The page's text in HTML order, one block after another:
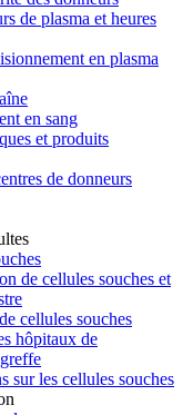
de plasma et heures
en plasma
en sang
et produits
de donneurs
de cellules souches et
cellules souches
hôpitaux de
sur les cellules souches